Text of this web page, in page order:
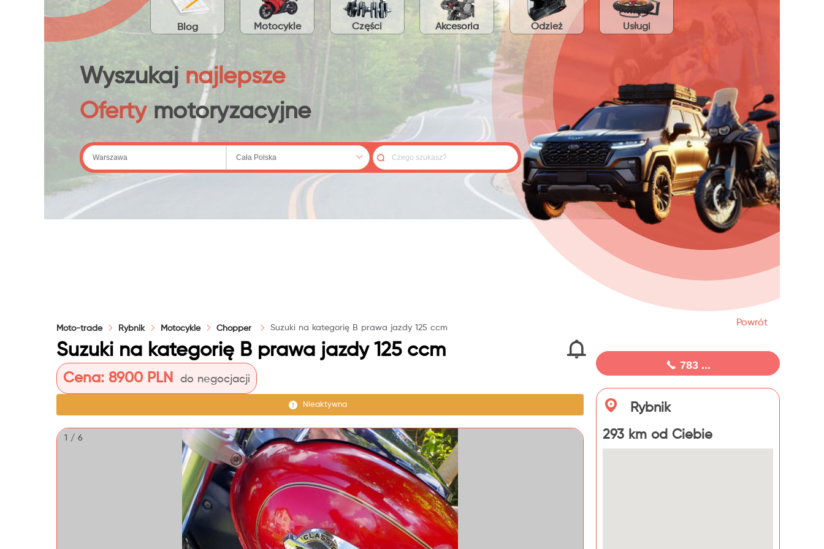
Blog Motocykle Części Akcesoria Odzież Usługi
Wyszukaj najlepsze
Ofertymotoryzacyjne
Moto-trade Rybnik Motocykle Chopper Suzuki na kategorię B prawa jazdy 125 ccm Powrót
Suzuki na kategorię B prawa jazdy 125 ccm
Cena: 8900 PLN do negocjacji
Nieaktywna
1 / 6
783 ...
Rybnik
293 km od Ciebie